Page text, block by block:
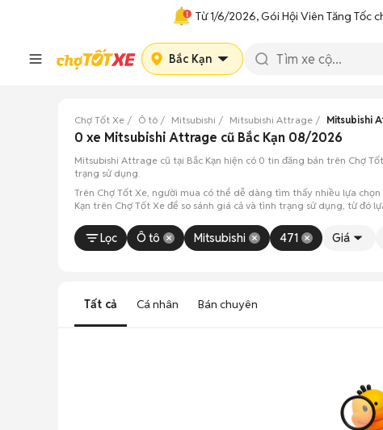
Từ 1/6/2026, Gói Hội Viên Tăng Tốc
Bắc Kạn
Chợ Tốt Xe Ô tô Mitsubishi Mitsubishi Attrage Mitsubishi
0 xe Mitsubishi Attrage cũ Bắc Kạn 08/2026
Mitsubishi Attrage cũ tại Bắc Kạn hiện có 0 tin đăng bán trên Chợ
trạng sử dụng.
Trên Chợ Tốt Xe, người mua có thể dễ dàng tìm thấy nhiều lựa
Kạn trên Chợ Tốt Xe để so sánh giá cả và tình trạng sử dụng, từ đó
Lọc
Ô tô Mitsubishi 471 Giá
Tất cả Cá nhân Bán chuyên